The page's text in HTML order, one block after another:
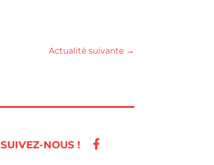
Actualité suivante→
SUIVEZ-NOUS !